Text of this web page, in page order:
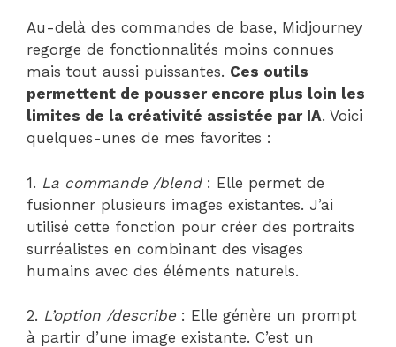
Au-delà des commandes de base, Midjourney
regorge de fonctionnalités moins connues
mais tout aussi puissantes. Ces outils
permettent de pousser encore plus loin les
limites de la créativité assistée par IA. Voici
quelques-unes de mes favorites :
1. La commande /blend: Elle permet de
fusionner plusieurs images existantes. J’ai
utilisé cette fonction pour créer des portraits
surréalistes en combinant des visages
humains avec des éléments naturels.
2. L’option /describe : Elle génère un prompt
à partir d’une image existante. C’est un